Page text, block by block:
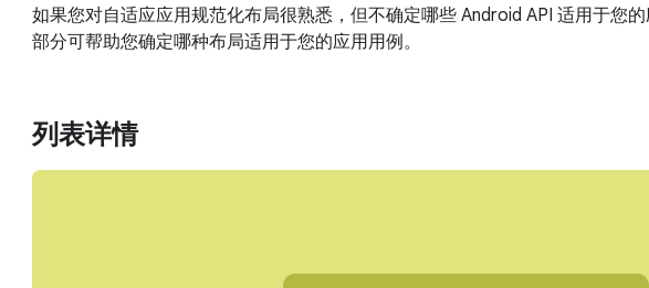
如果您对自适应应用规范化布局很熟悉，但不确定哪些 Android API 适用于您
部分可帮助您确定哪种布局适用于您的应用用例。
列表详情